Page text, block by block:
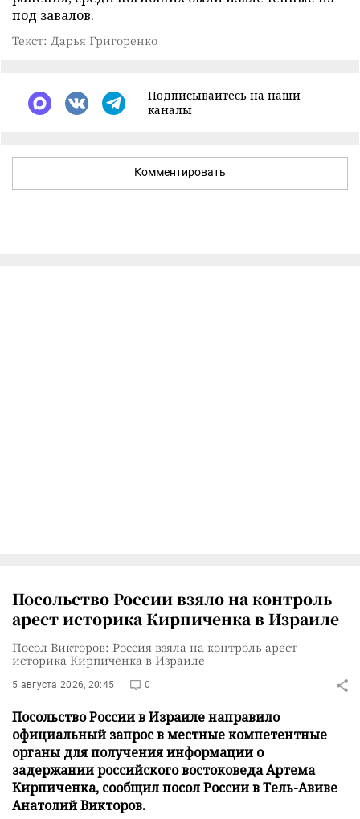
под завалов.
Текст: Дарья Григоренко
Подписывайтесь на наши
каналы
Комментировать
Посольство России взяло на контроль
арест историка Кирпиченка в Израиле
Посол Викторов: Россия взяла на контроль арест
историка Кирпиченка в Израиле
5 августа 2026, 20:45 0
Посольство России в Израиле направило
официальный запрос в местные компетентные
органы для получения информации о
задержании российского востоковеда Артема
Кирпиченка, сообщил посол России в Тель-Авиве
Анатолий Викторов.